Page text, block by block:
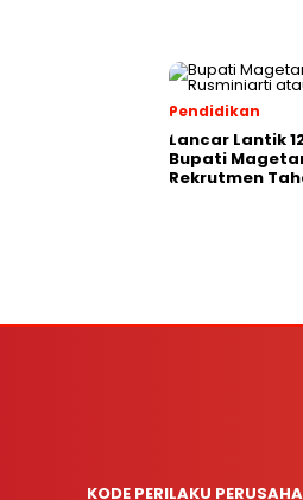
Pendidikan
Lancar Lantik
Bupati
Rekrutmen
KODE PERILAKU